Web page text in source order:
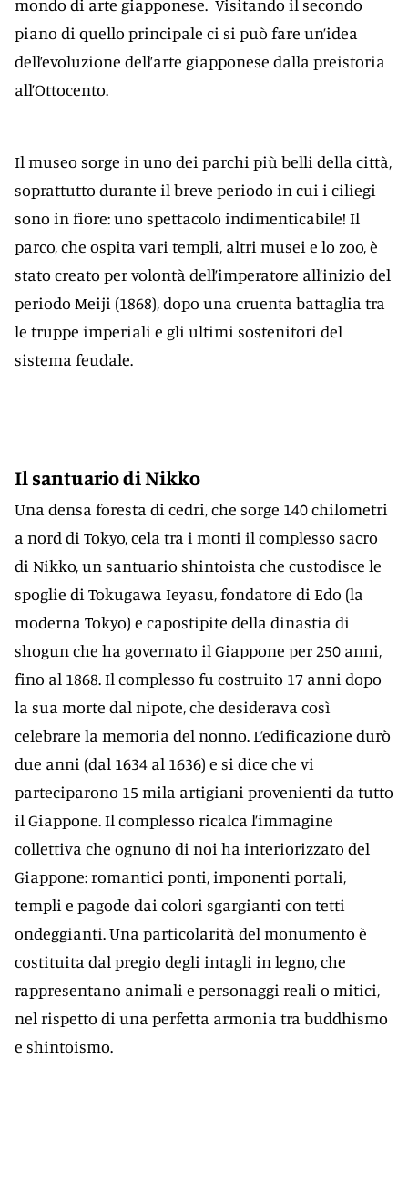
mondo di arte giapponese. Visitando il secondo
piano di quello principale ci si può fare un’idea
dell’evoluzione dell’arte giapponese dalla preistoria
all’Ottocento.
Il museo sorge in uno dei parchi più belli della città,
soprattutto durante il breve periodo in cui i ciliegi
sono in fiore: uno spettacolo indimenticabile! Il
parco, che ospita vari templi, altri musei e lo zoo, è
stato creato per volontà dell’imperatore all’inizio del
periodo Meiji (1868), dopo una cruenta battaglia tra
le truppe imperiali e gli ultimi sostenitori del
sistema feudale.
Il santuario di Nikko
Una densa foresta di cedri, che sorge 140 chilometri
a nord di Tokyo, cela tra i monti il complesso sacro
di Nikko, un santuario shintoista che custodisce le
spoglie di Tokugawa Ieyasu, fondatore di Edo (la
moderna Tokyo) e capostipite della dinastia di
shogun che ha governato il Giappone per 250 anni,
fino al 1868. Il complesso fu costruito 17 anni dopo
la sua morte dal nipote, che desiderava così
celebrare la memoria del nonno. L’edificazione durò
due anni (dal 1634 al 1636) e si dice che vi
parteciparono 15 mila artigiani provenienti da tutto
il Giappone. Il complesso ricalca l’immagine
collettiva che ognuno di noi ha interiorizzato del
Giappone: romantici ponti, imponenti portali,
templi e pagode dai colori sgargianti con tetti
ondeggianti. Una particolarità del monumento è
costituita dal pregio degli intagli in legno, che
rappresentano animali e personaggi reali o mitici,
nel rispetto di una perfetta armonia tra buddhismo
e shintoismo.